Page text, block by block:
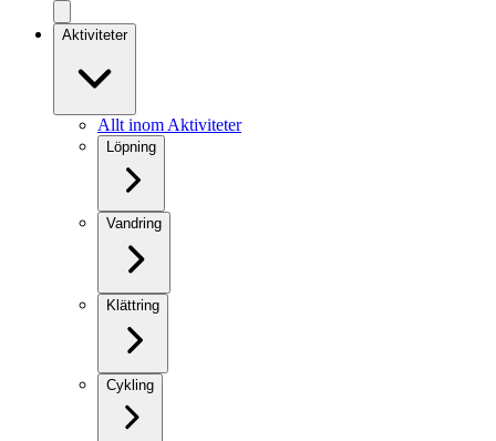
Aktiviteter
Allt inom Aktiviteter
Löpning
Vandring
Klättring
Cykling